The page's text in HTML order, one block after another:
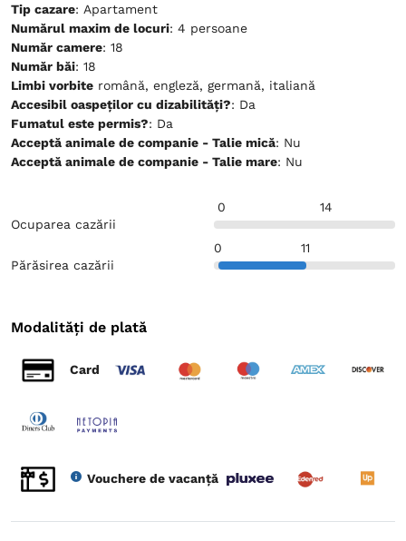
Tip cazare: Apartament
Numărul maxim de locuri: 4 persoane
Număr camere: 18
Număr băi: 18
Limbi vorbite română, engleză, germană, italiană
Accesibil oaspeților cu dizabilități?
: Da
Fumatul este permis?
: Da
Acceptă animale de companie - Talie mică
: Nu
Acceptă animale de companie - Talie mare
: Nu
Ocuparea cazării
14
0
Părăsirea cazării
0 11
Modalități de plată
Card
Vouchere de vacanță